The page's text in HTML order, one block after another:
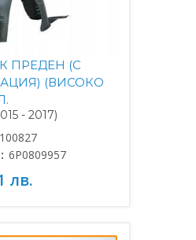
ПРЕДЕН (С
(ВИСОКО
- 2017)
6P0809957
лв.